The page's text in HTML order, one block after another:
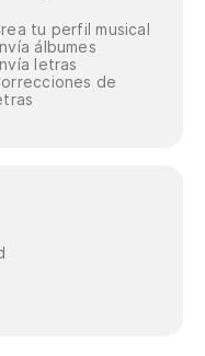
tu perfil musical
álbumes
letras
de